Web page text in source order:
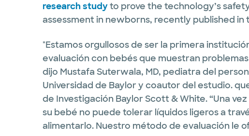
research studyto prove the technology’s
assessment in newborns, recently published in
"Estamos orgullosos de ser la primera
evaluación con bebés que muestran
dijo Mustafa Suterwala, MD, pediatra del
Universidad de Baylor y coautor del estudio.
de Investigación Baylor Scott & White. “Una
su bebé no puede tolerar líquidos ligeros a
alimentarlo. Nuestro método de evaluación le